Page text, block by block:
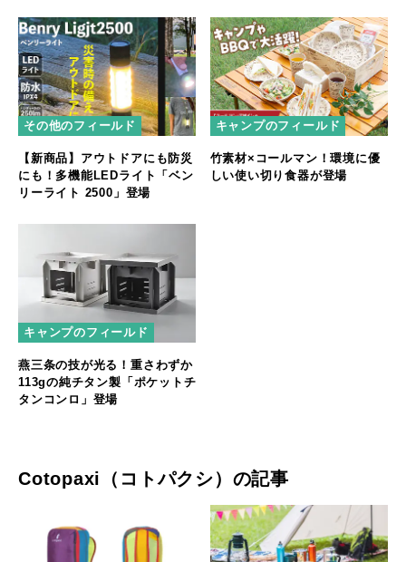
その他のフィールド
【新商品】アウトドアにも防災
にも！多機能LEDライト「ベン
リーライト 2500」登場
キャンプのフィールド
竹素材×コールマン！環境に優
しい使い切り食器が登場
キャンプのフィールド
燕三条の技が光る！重さわずか
113gの純チタン製「ポケットチ
タンコンロ」登場
Cotopaxi（コトパクシ）の記事